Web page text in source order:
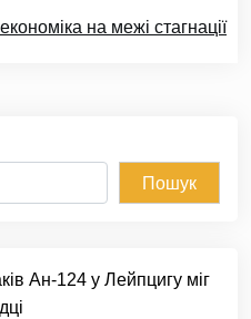
на межі стагнації
Пошук
Ан-124 у Лейпцигу міг